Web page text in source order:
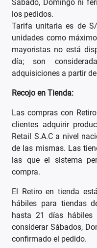
Sábado, Domingo ni
los pedidos.
Tarifa unitaria es de
unidades como
mayoristas no está
día; son
adquisiciones a partir
Recojo en Tienda:
Las compras con
clientes adquirir
Retail S.A.C a nivel
de las mismas. Las
las que el sistema
compra.
El Retiro en tienda
hábiles para tiendas
hasta 21 días hábiles
considerar Sábados,
confirmado el pedido.